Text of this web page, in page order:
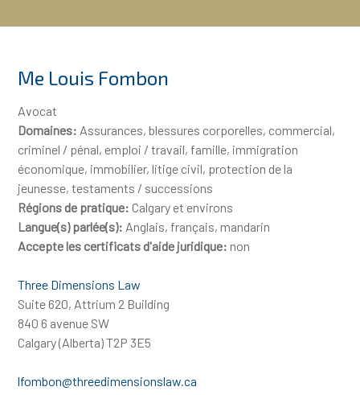
Me Louis Fombon
Avocat
Domaines: Assurances, blessures corporelles, commercial,
criminel / pénal, emploi / travail, famille, immigration
économique, immobilier, litige civil, protection de la
jeunesse, testaments / successions
Régions de pratique: Calgary et environs
Langue(s) parlée(s): Anglais, français, mandarin
Accepte les certificats d'aide juridique: non
Three Dimensions Law
Suite 620, Attrium 2 Building
840 6 avenue SW
Calgary (Alberta) T2P 3E5
lfombon@threedimensionslaw.ca